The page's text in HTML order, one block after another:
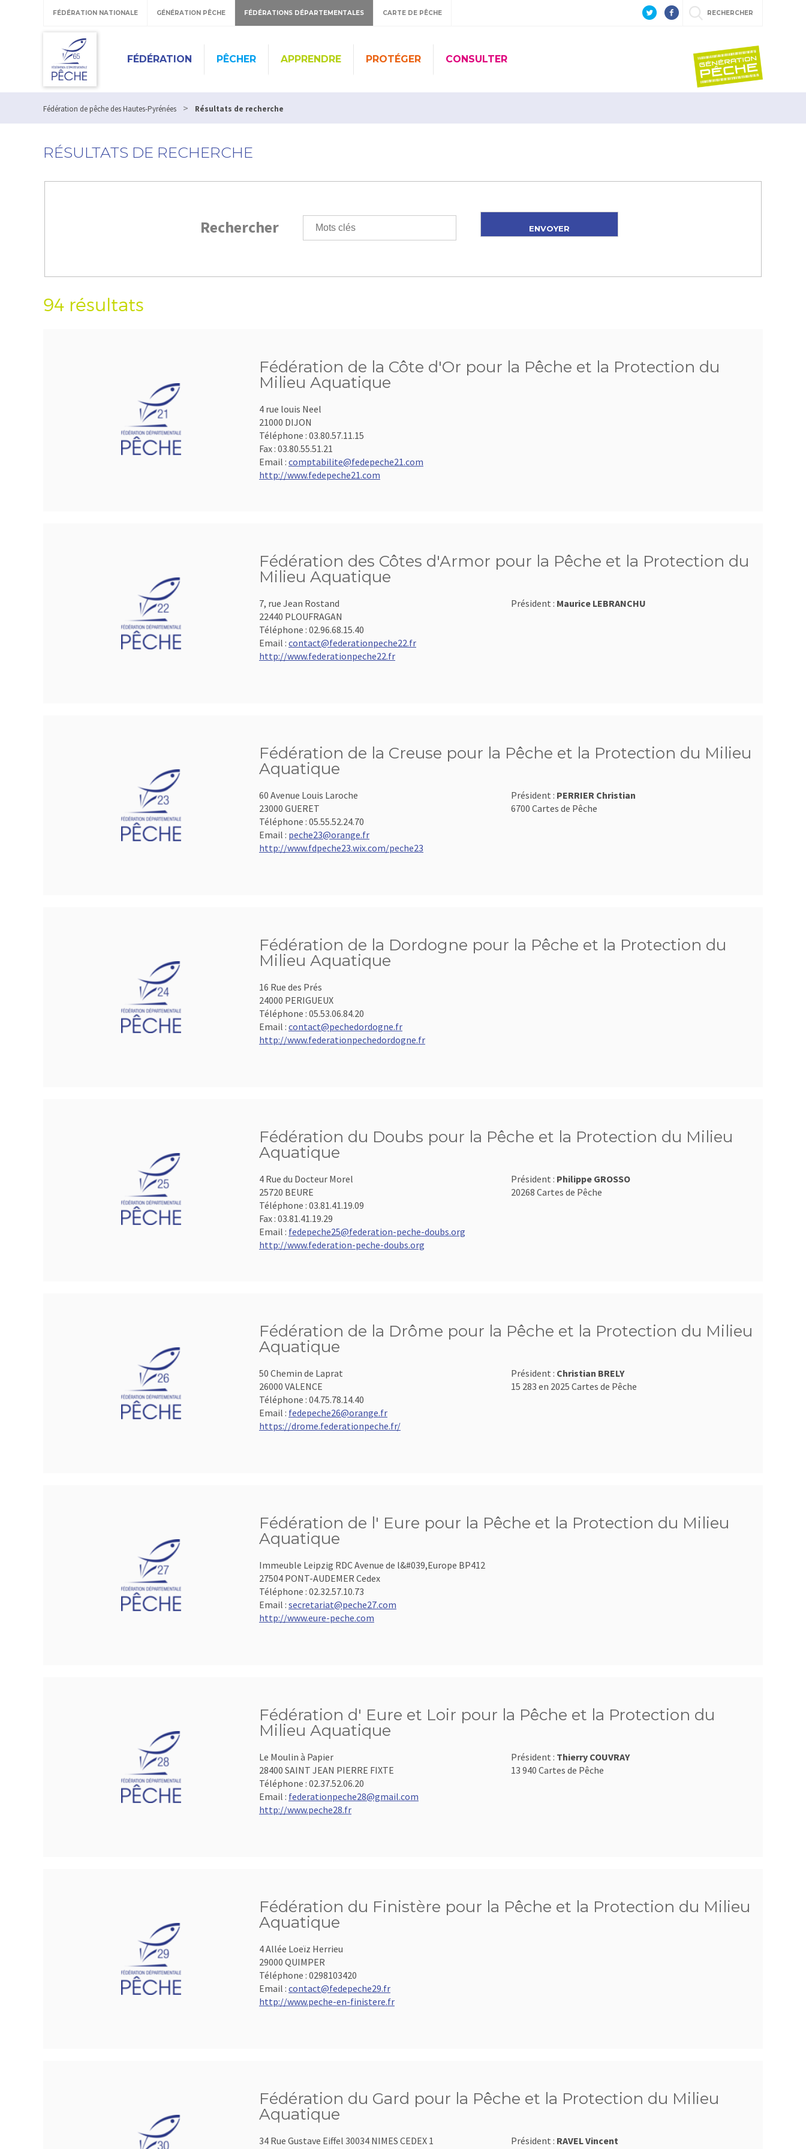
FÉDÉRATION NATIONALE GÉNÉRATION PÊCHE FÉDÉRATIONS DÉPARTEMENTALES CARTE DE PÊCHE RECHERCHER
FÉDÉRATION PÊCHER APPRENDRE PROTÉGER CONSULTER
Fédération de pêche des Hautes-Pyrénées > Résultats de recherche
RÉSULTATS DE RECHERCHE
Rechercher
94 résultats
Fédération de la Côte d'Or pour la Pêche et la Protection du
Milieu Aquatique
4 rue louis Neel
21000 DIJON
Téléphone : 03.80.57.11.15
Fax : 03.80.55.51.21
Email : comptabilite@fedepeche21.com
http://www.fedepeche21.com
Fédération des Côtes d'Armor pour la Pêche et la Protection du
Milieu Aquatique
7, rue Jean Rostand
22440 PLOUFRAGAN
Téléphone : 02.96.68.15.40
Email : contact@federationpeche22.fr
http://www.federationpeche22.fr
Président : Maurice LEBRANCHU
Fédération de la Creuse pour la Pêche et la Protection du Milieu
Aquatique
60 Avenue Louis Laroche
23000 GUERET
Téléphone : 05.55.52.24.70
Email : peche23@orange.fr
http://www.fdpeche23.wix.com/peche23
Président : PERRIER Christian
6700 Cartes de Pêche
Fédération de la Dordogne pour la Pêche et la Protection du
Milieu Aquatique
16 Rue des Prés
24000 PERIGUEUX
Téléphone : 05.53.06.84.20
Email : contact@pechedordogne.fr
http://www.federationpechedordogne.fr
Fédération du Doubs pour la Pêche et la Protection du Milieu
Aquatique
4 Rue du Docteur Morel
25720 BEURE
Téléphone : 03.81.41.19.09
Fax : 03.81.41.19.29
Email : fedepeche25@federation-peche-doubs.org
http://www.federation-peche-doubs.org
Président : Philippe GROSSO
20268 Cartes de Pêche
Fédération de la Drôme pour la Pêche et la Protection du Milieu
Aquatique
50 Chemin de Laprat
26000 VALENCE
Téléphone : 04.75.78.14.40
Email : fedepeche26@orange.fr
https://drome.federationpeche.fr/
Président : Christian BRELY
15 283 en 2025 Cartes de Pêche
Fédération de l' Eure pour la Pêche et la Protection du Milieu
Aquatique
Immeuble Leipzig RDC Avenue de l&#039,Europe BP412
27504 PONT-AUDEMER Cedex
Téléphone : 02.32.57.10.73
Email : secretariat@peche27.com
http://www.eure-peche.com
Fédération d' Eure et Loir pour la Pêche et la Protection du
Milieu Aquatique
Le Moulin à Papier
28400 SAINT JEAN PIERRE FIXTE
Téléphone : 02.37.52.06.20
Email : federationpeche28@gmail.com
http://www.peche28.fr
Président : Thierry COUVRAY
13 940 Cartes de Pêche
Fédération du Finistère pour la Pêche et la Protection du Milieu
Aquatique
4 Allée Loeïz Herrieu
29000 QUIMPER
Téléphone : 0298103420
Email : contact@fedepeche29.fr
http://www.peche-en-finistere.fr
Fédération du Gard pour la Pêche et la Protection du Milieu
Aquatique
34 Rue Gustave Eiffel 30034 NIMES CEDEX 1
Président : RAVEL Vincent